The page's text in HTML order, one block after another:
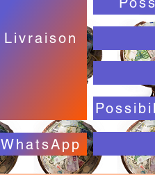
Livraison
WhatsApp